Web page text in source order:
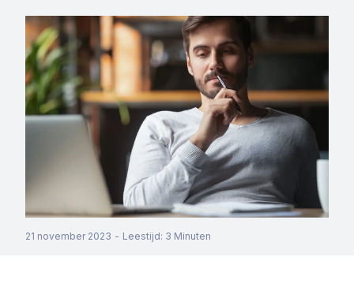
21 november 2023 - Leestijd: 3 Minuten